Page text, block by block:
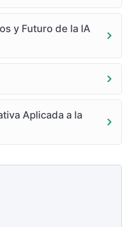
y Futuro de la IA
Aplicada a la